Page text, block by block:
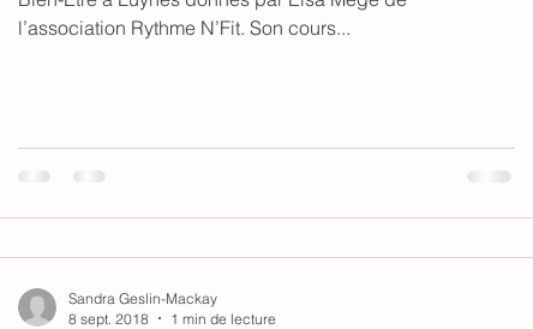
l’association Rythme N’Fit. Son cours...
Sandra Geslin-Mackay
8 sept. 2018
1 min de lecture